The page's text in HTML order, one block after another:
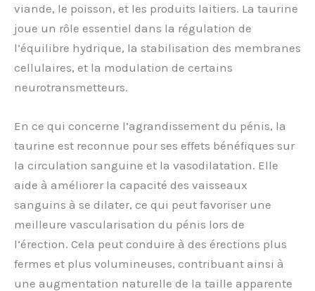
viande, le poisson, et les produits laitiers. La taurine
joue un rôle essentiel dans la régulation de
l’équilibre hydrique, la stabilisation des membranes
cellulaires, et la modulation de certains
neurotransmetteurs.
En ce qui concerne l’agrandissement du pénis, la
taurine est reconnue pour ses effets bénéfiques sur
la circulation sanguine et la vasodilatation. Elle
aide à améliorer la capacité des vaisseaux
sanguins à se dilater, ce qui peut favoriser une
meilleure vascularisation du pénis lors de
l’érection. Cela peut conduire à des érections plus
fermes et plus volumineuses, contribuant ainsi à
une augmentation naturelle de la taille apparente